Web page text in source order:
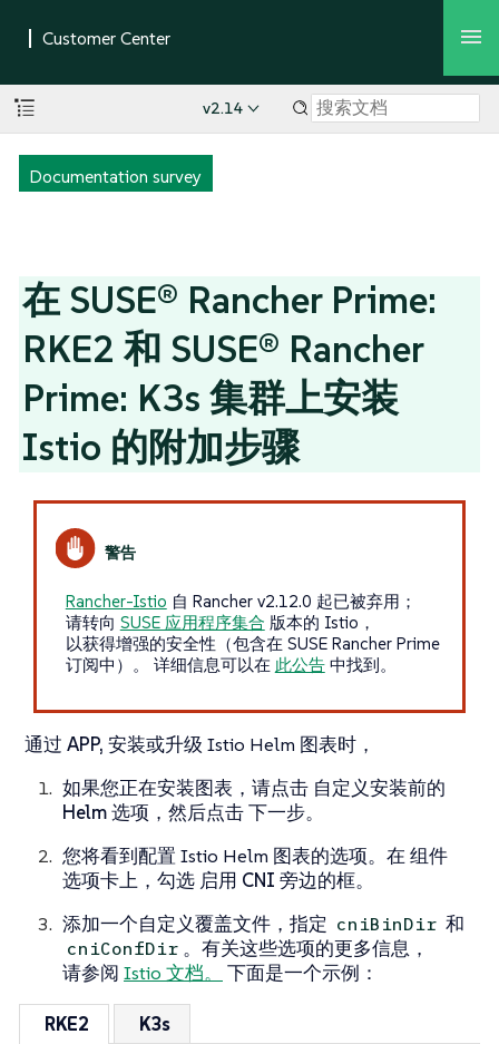
v2.14
Documentation survey
在 SUSE® Rancher Prime:
RKE2 和 SUSE® Rancher
Prime: K3s 集群上安装
Istio 的附加步骤
Rancher-Istio 自 Rancher v2.12.0 起已被弃用；
请转向 SUSE 应用程序集合 版本的 Istio，
以获得增强的安全性（包含在 SUSE Rancher Prime
订阅中）。 详细信息可以在 此公告中找到。
通过 APP, 安装或升级 Istio Helm 图表时，
如果您正在安装图表，请点击 自定义安装前的
Helm 选项 ，然后点击下一步。
您将看到配置 Istio Helm 图表的选项。在 组件
选项卡上，勾选 启用 CNI 旁边的框。
添加一个自定义覆盖文件，指定 cniBinDir 和
cniConfDir 。有关这些选项的更多信息，
请参阅 Istio 文档。 下面是一个示例：
RKE2 K3s